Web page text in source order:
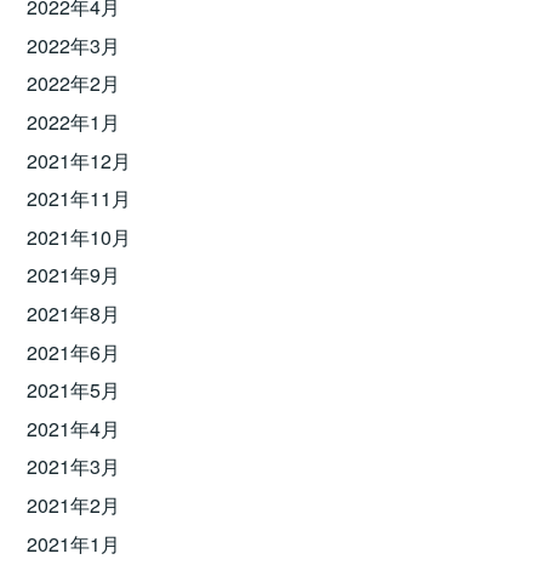
2022年4月
2022年3月
2022年2月
2022年1月
2021年12月
2021年11月
2021年10月
2021年9月
2021年8月
2021年6月
2021年5月
2021年4月
2021年3月
2021年2月
2021年1月